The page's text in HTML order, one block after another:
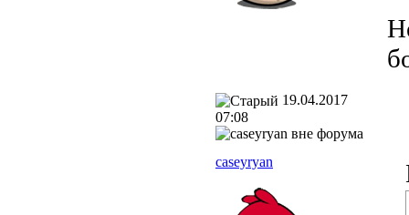
19.04.2017
07:08
caseyryan